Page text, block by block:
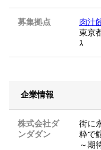
募集拠点
肉汁
東京
ｽ
企業情報
株式会社ダ
ンダダン
街に
粋で
～期